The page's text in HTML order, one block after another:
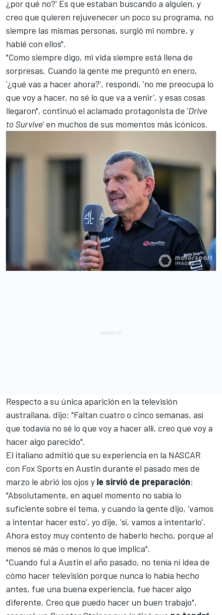
¿por qué no?' Es que estaban buscando a alguien, y
creo que quieren rejuvenecer un poco su programa, no
siempre las mismas personas, surgió mi nombre, y
hablé con ellos".
"Como siempre digo, mi vida siempre está llena de
sorpresas. Cuando la gente me preguntó en enero,
'¿qué vas a hacer ahora?', respondí, 'no me preocupa lo
que voy a hacer, no sé lo que va a venir', y esas cosas
llegaron", continuó el aclamado protagonista de 'Drive
to Survive' en muchos de sus momentos más icónicos.
Respecto a su única aparición en la televisión
australiana, dijo: "Faltan cuatro o cinco semanas, así
que todavía no sé lo que voy a hacer allí, creo que voy a
hacer algo parecido".
El italiano admitió que su experiencia en la NASCAR
con Fox Sports en Austin durante el pasado mes de
marzo le abrió los ojos y le sirvió de preparación:
"Absolutamente, en aquel momento no sabía lo
suficiente sobre el tema, y cuando la gente dijo, 'vamos
a intentar hacer esto', yo dije, 'sí, vamos a intentarlo'.
Ahora estoy muy contento de haberlo hecho, porque al
menos sé más o menos lo que implica".
"Cuando fui a Austin el año pasado, no tenía ni idea de
cómo hacer televisión porque nunca lo había hecho
antes, fue una buena experiencia, fue hacer algo
diferente. Creo que puedo hacer un buen trabajo",